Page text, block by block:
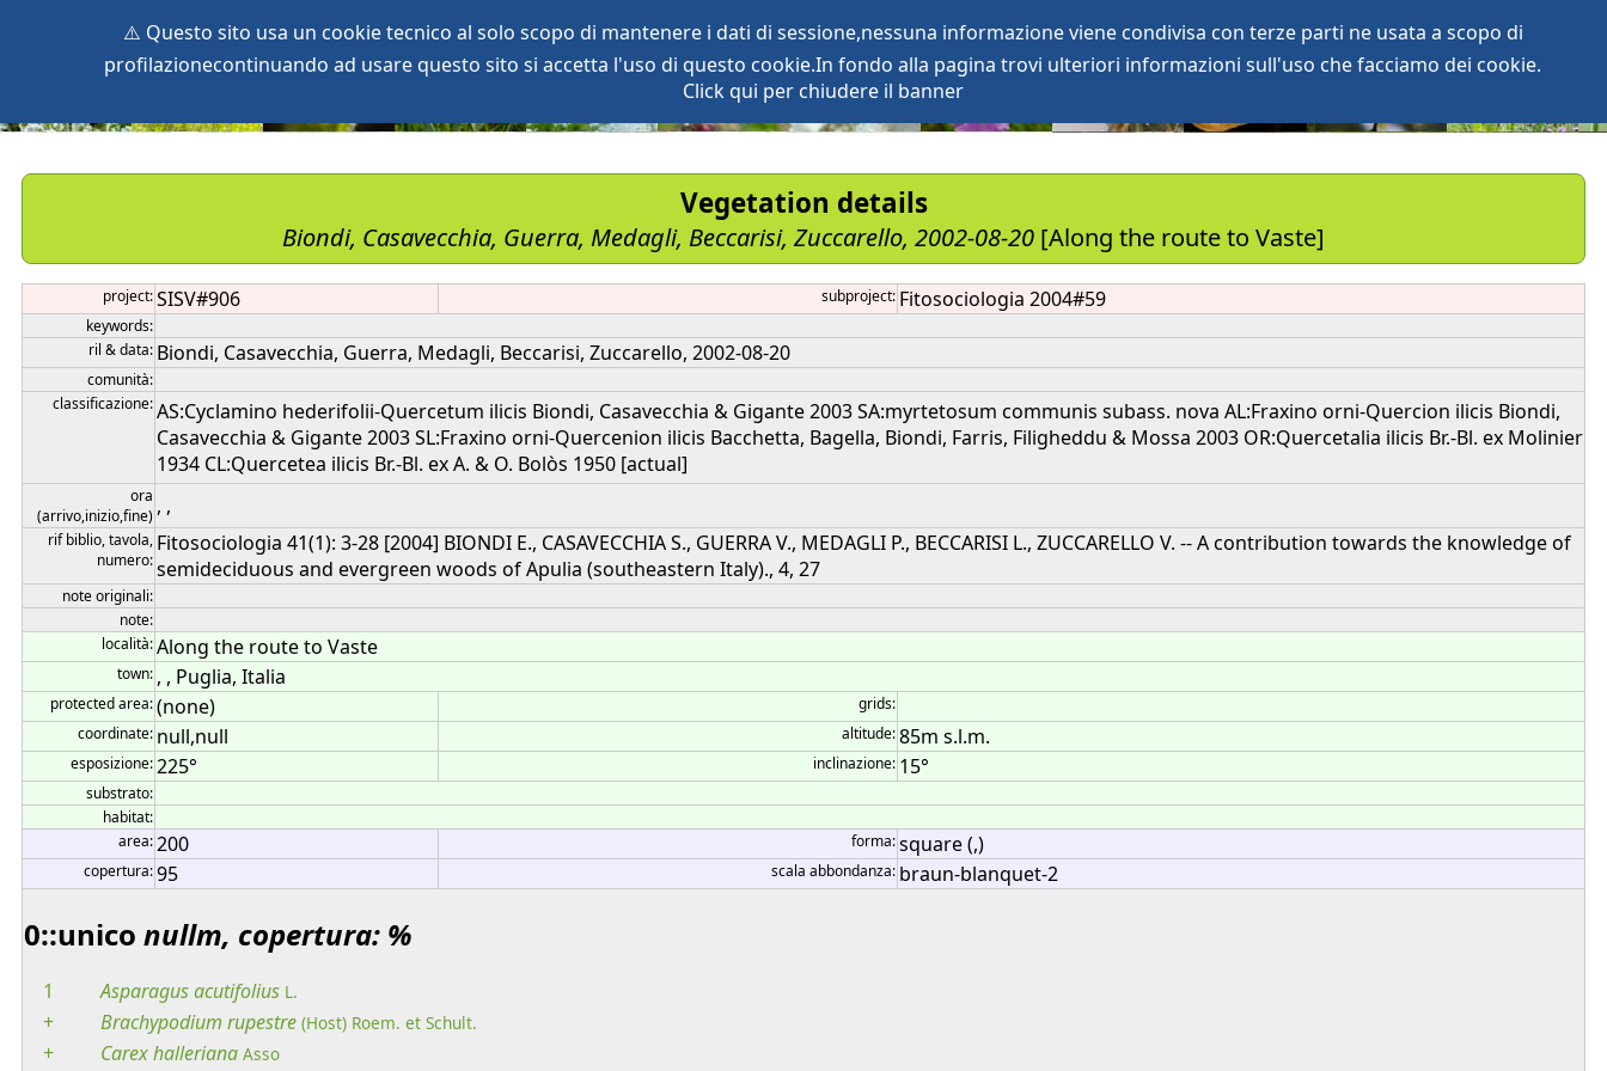
⚠️ Questo sito usa un cookie tecnico al solo scopo di mantenere i dati di sessione,nessuna informazione viene condivisa con terze parti ne usata a scopo di
profilazionecontinuando ad usare questo sito si accetta l'uso di questo cookie.In fondo alla pagina trovi ulteriori informazioni sull'uso che facciamo dei cookie.
Click qui per chiudere il banner
login
anArchive
Vegetation details
Biondi, Casavecchia, Guerra, Medagli, Beccarisi, Zuccarello, 2002-08-20 [Along the route to Vaste]
project:SISV#906 subproject: Fitosociologia 2004#59
keywords:
ril & data: Biondi, Casavecchia, Guerra, Medagli, Beccarisi, Zuccarello, 2002-08-20
comunità:
classificazione:AS:Cyclamino hederifolii-Quercetum ilicis Biondi, Casavecchia & Gigante 2003 SA:myrtetosum communis subass. nova AL:Fraxino orni-Quercion ilicis Biondi,
Casavecchia & Gigante 2003 SL:Fraxino orni-Quercenion ilicis Bacchetta, Bagella, Biondi, Farris, Filigheddu & Mossa 2003 OR:Quercetalia ilicis Br.-Bl. ex Molinier
1934 CL:Quercetea ilicis Br.-Bl. ex A. & O. Bolòs 1950 [actual]
ora
(arrivo,inizio,fine) , ,
rif biblio, tavola,
numero:
Fitosociologia 41(1): 3-28 [2004] BIONDI E., CASAVECCHIA S., GUERRA V., MEDAGLI P., BECCARISI L., ZUCCARELLO V. -- A contribution towards the knowledge of
semideciduous and evergreen woods of Apulia (southeastern Italy)., 4, 27
note originali:
note:
località:Along the route to Vaste
town: , , Puglia, Italia
protected area:(none)
grids:
coordinate: null,null altitude:85m s.l.m.
esposizione:225° inclinazione: 15°
substrato:
habitat:
area:200 forma:square (,)
copertura:95 scala abbondanza: braun-blanquet-2
0::unico nullm, copertura: %
1 Asparagusacutifolius L.
+ Brachypodium rupestre (Host) Roem. et Schult.
+ Carexhalleriana Asso